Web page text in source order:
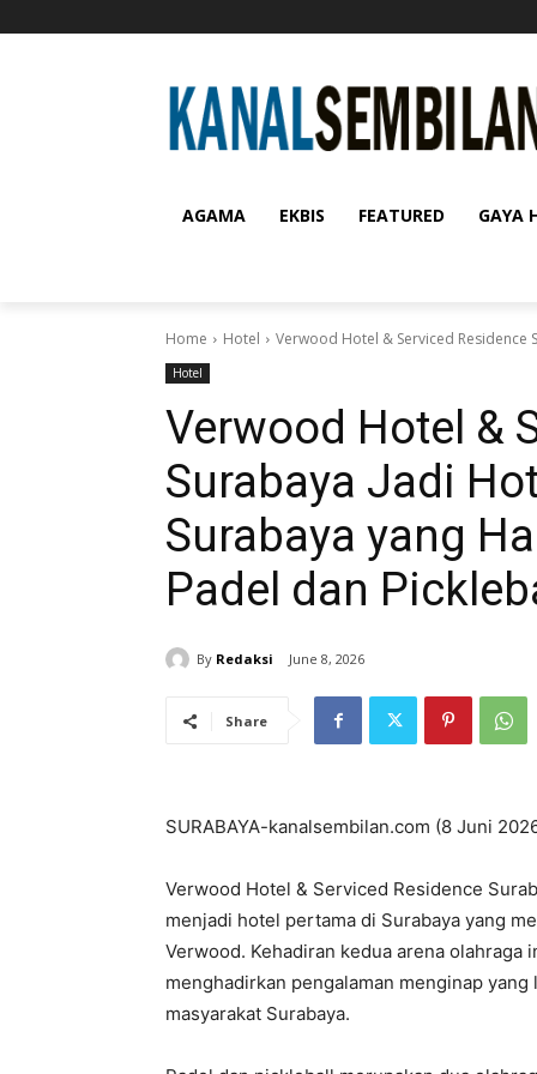
AGAMA EKBIS FEATURED GAYA
Home Hotel Verwood Hotel & Serviced Residence
Hotel
Verwood Hotel &
Surabaya Jadi
Surabaya yang
Padel dan
By Redaksi June 8, 2026
Share
SURABAYA-kanalsembilan.com (8 Juni
Verwood Hotel & Serviced Residence
menjadi hotel pertama di Surabaya yang
Verwood. Kehadiran kedua arena
menghadirkan pengalaman menginap
masyarakat Surabaya.